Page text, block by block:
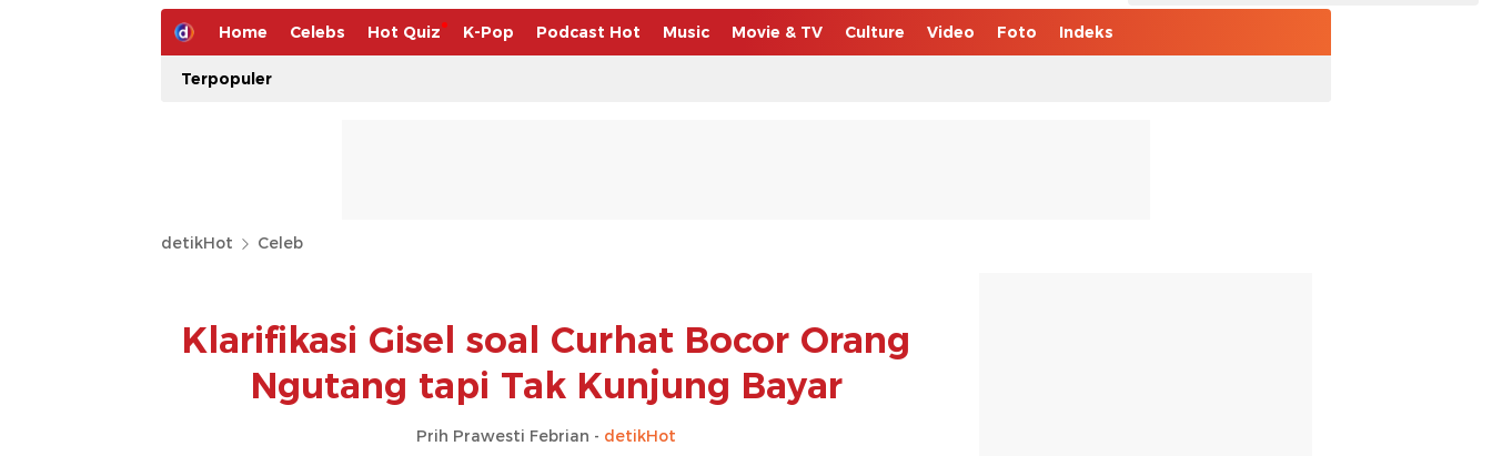
Home Celebs Hot Quiz K-Pop Podcast Hot Music Movie & TV Culture Video Foto Indeks
Terpopuler
detikHot Celeb
Klarifikasi Gisel soal Curhat Bocor Orang
Ngutang tapi Tak Kunjung Bayar
Prih Prawesti Febrian - detikHot